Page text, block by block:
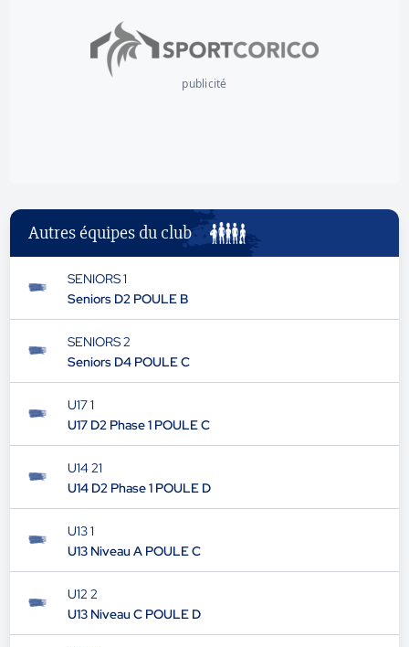
publicité
Autres équipes du club
SENIORS 1
Seniors D2 POULE B
SENIORS 2
Seniors D4 POULE C
U17 1
U17 D2 Phase 1 POULE C
U14 21
U14 D2 Phase 1 POULE D
U13 1
U13 Niveau A POULE C
U12 2
U13 Niveau C POULE D